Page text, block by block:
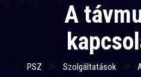
A
PSZ Szolgáltatások